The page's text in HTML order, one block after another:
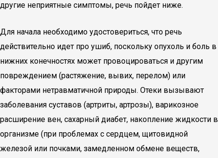
другие неприятные симптомы, речь пойдет ниже.
Для начала необходимо удостовериться, что речь
действительно идет про ушиб, поскольку опухоль и боль в
нижних конечностях может провоцироваться и другим
повреждением (растяжение, вывих, перелом) или
факторами нетравматичной природы. Отеки вызывают
заболевания суставов (артриты, артрозы), варикозное
расширение вен, сахарный диабет, накопление жидкости в
организме (при проблемах с сердцем, щитовидной
железой или почками, замедленном обмене веществ,